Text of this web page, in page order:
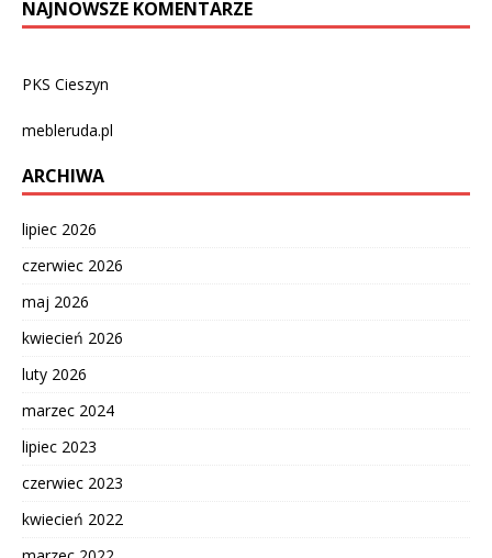
NAJNOWSZE KOMENTARZE
PKS Cieszyn
mebleruda.pl
ARCHIWA
lipiec 2026
czerwiec 2026
maj 2026
kwiecień 2026
luty 2026
marzec 2024
lipiec 2023
czerwiec 2023
kwiecień 2022